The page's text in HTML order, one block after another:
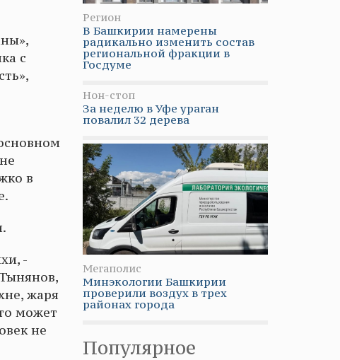
с
в
-
жаря
может
не
Регион
В Башкирии намерены
радикально изменить состав
региональной фракции в
Госдуме
Нон-стоп
За неделю в Уфе ураган
повалил 32 дерева
Мегаполис
Минэкологии Башкирии
проверили воздух в трех
районах города
Популярное